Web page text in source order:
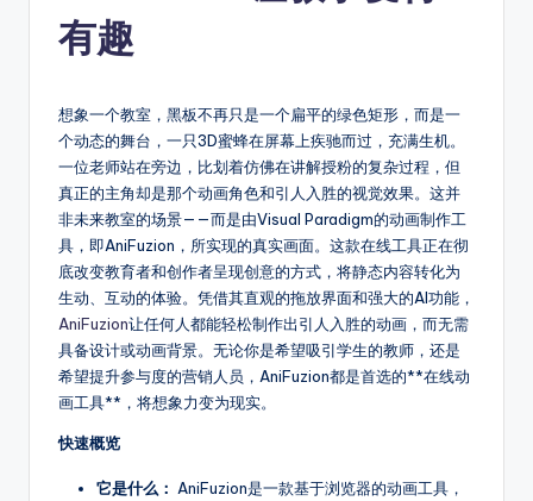
p
fi
d
C
hi
e
有趣
想象一个教室，黑板不再只是一个扁平的绿色矩形，而是一
个动态的舞台，一只3D蜜蜂在屏幕上疾驰而过，充满生机。
一位老师站在旁边，比划着仿佛在讲解授粉的复杂过程，但
真正的主角却是那个动画角色和引人入胜的视觉效果。这并
非未来教室的场景——而是由Visual Paradigm的动画制作工
具，即AniFuzion，所实现的真实画面。这款在线工具正在彻
底改变教育者和创作者呈现创意的方式，将静态内容转化为
生动、互动的体验。凭借其直观的拖放界面和强大的AI功能，
AniFuzion让任何人都能轻松制作出引人入胜的动画，而无需
具备设计或动画背景。无论你是希望吸引学生的教师，还是
希望提升参与度的营销人员，AniFuzion都是首选的**在线动
画工具**，将想象力变为现实。
快速概览
它是什么： AniFuzion是一款基于浏览器的动画工具，